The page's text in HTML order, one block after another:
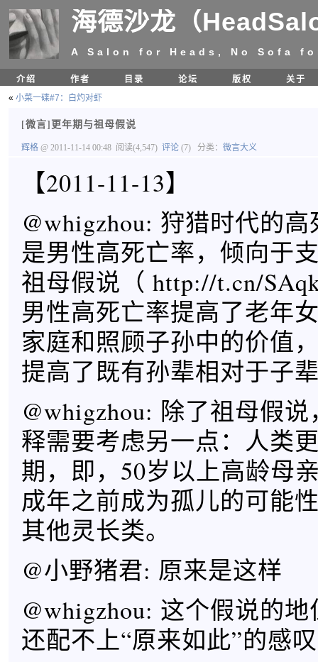
海德沙龙（
A Salon for Heads, No Sofa
介绍 作者 目录 论坛 版权
关于
« 小菜一碟#7：白灼对虾
[微言]更年期与祖母假说
辉格 @ 2011-11-14 00:48 阅读(4,547) 评论 (7) 分类： 微言大义
【2011-11-13】
@whigzhou: 狩猎时代的
是男性高死亡率，倾向于
祖母假说（ http://t.cn/
男性高死亡率提高了老年
家庭和照顾子孙中的价值
提高了既有孙辈相对于子
@whigzhou: 除了祖母假
释需要考虑另一点：人类
期，即，50岁以上高龄母
成年之前成为孤儿的可能
其他灵长类。
@小野猪君: 原来是这样
@whigzhou: 这个假说的
还配不上“原来如此”的感